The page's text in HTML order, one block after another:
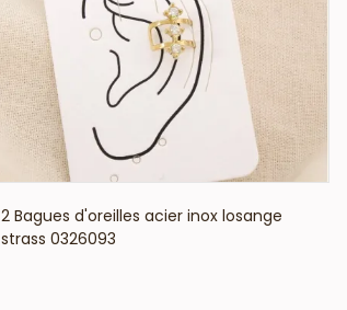
VOIR LE PRIX
2 Bagues d'oreilles acier inox losange
strass 0326093